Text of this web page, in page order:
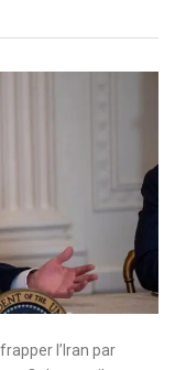
l’Iran par